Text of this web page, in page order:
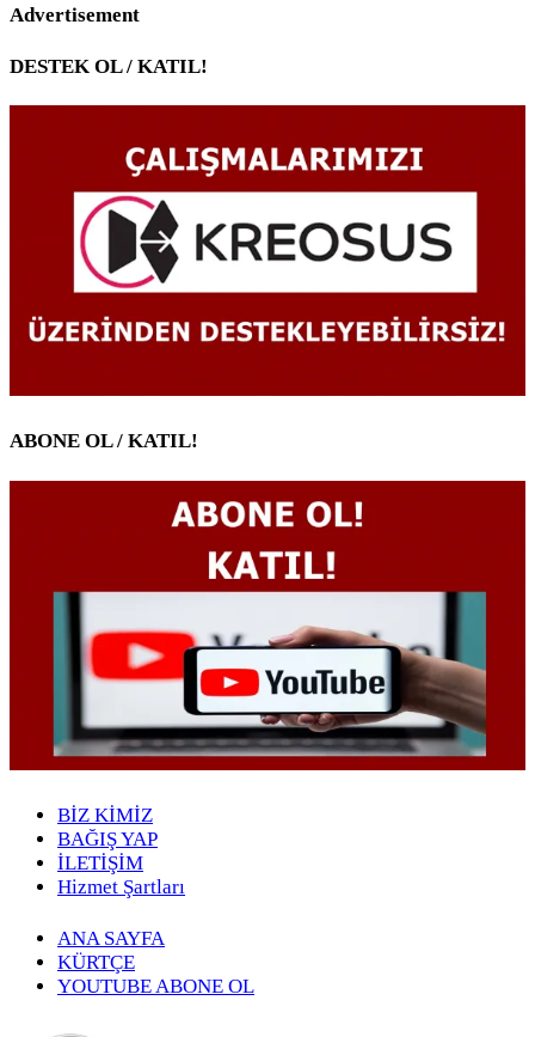
Advertisement
DESTEK OL / KATIL!
ABONE OL / KATIL!
BİZ KİMİZ
BAĞIŞ YAP
İLETİŞİM
Hizmet Şartları
ANA SAYFA
KÜRTÇE
YOUTUBE ABONE OL